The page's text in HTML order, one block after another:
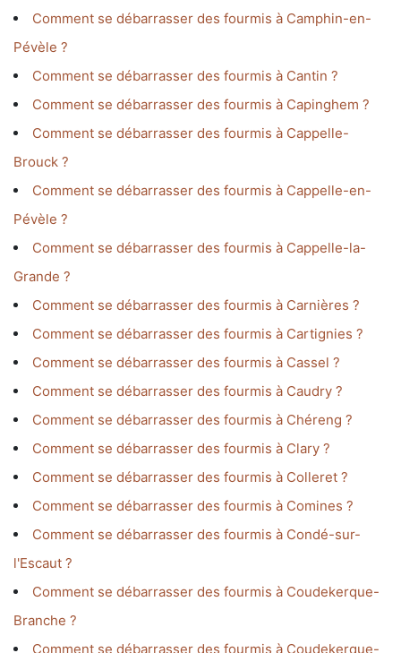
Comment se débarrasser des fourmis à Camphin-en-
Pévèle ?
Comment se débarrasser des fourmis à Cantin ?
Comment se débarrasser des fourmis à Capinghem ?
Comment se débarrasser des fourmis à Cappelle-
Brouck ?
Comment se débarrasser des fourmis à Cappelle-en-
Pévèle ?
Comment se débarrasser des fourmis à Cappelle-la-
Grande ?
Comment se débarrasser des fourmis à Carnières ?
Comment se débarrasser des fourmis à Cartignies ?
Comment se débarrasser des fourmis à Cassel ?
Comment se débarrasser des fourmis à Caudry ?
Comment se débarrasser des fourmis à Chéreng ?
Comment se débarrasser des fourmis à Clary ?
Comment se débarrasser des fourmis à Colleret ?
Comment se débarrasser des fourmis à Comines ?
Comment se débarrasser des fourmis à Condé-sur-
l'Escaut ?
Comment se débarrasser des fourmis à Coudekerque-
Branche ?
Comment se débarrasser des fourmis à Coudekerque-